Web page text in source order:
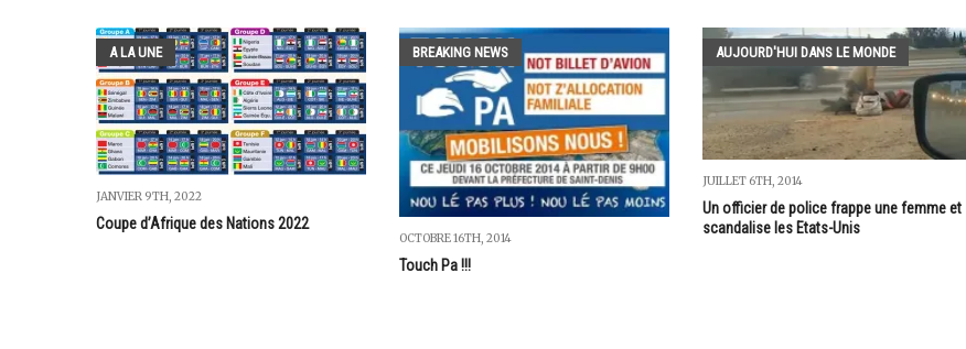
A LA UNE
JANVIER 9TH, 2022
Coupe d’Afrique des Nations 2022
BREAKING NEWS
OCTOBRE 16TH, 2014
Touch Pa !!!
AUJOURD'HUI DANS LE MONDE
JUILLET 6TH, 2014
Un officier de police frappe une femme et
scandalise les Etats-Unis